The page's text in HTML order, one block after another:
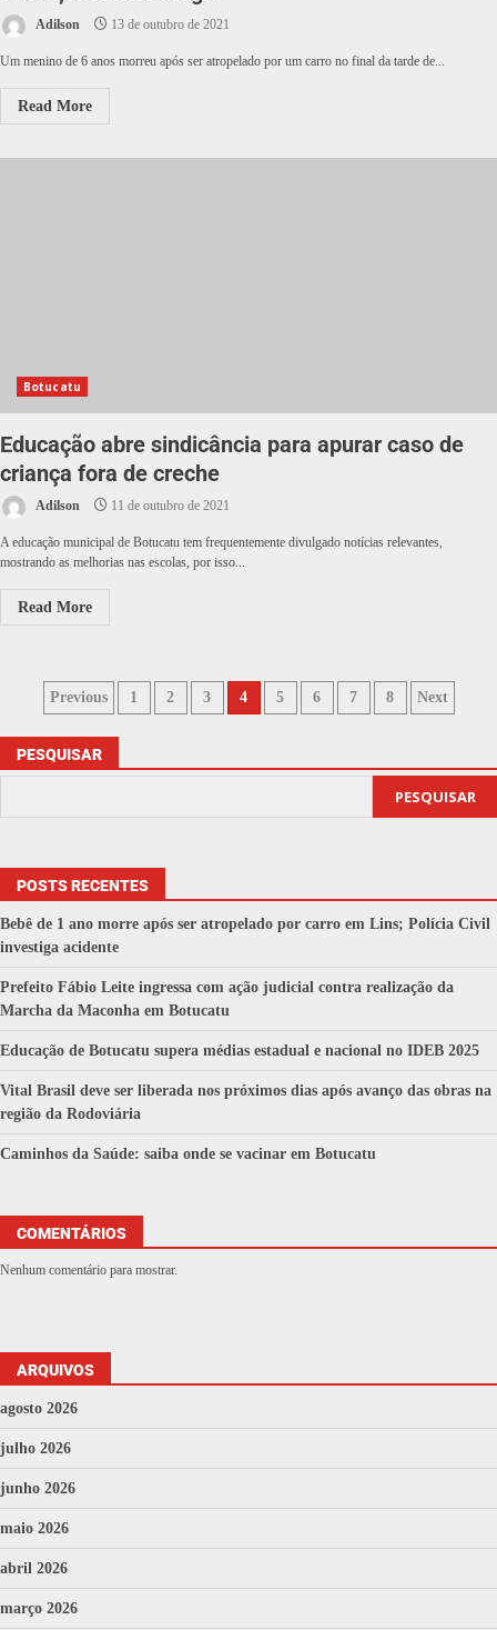
Adilson 13 de outubro de 2021
Um menino de 6 anos morreu após ser atropelado por um carro no final da tarde de...
Read More
Botucatu
Educação abre sindicância para apurar caso de
criança fora de creche
Adilson 11 de outubro de 2021
A educação municipal de Botucatu tem frequentemente divulgado notícias relevantes,
mostrando as melhorias nas escolas, por isso...
Read More
Previous 1 2 3 4 5 6 7 8 Next
PESQUISAR
PESQUISAR
POSTS RECENTES
Bebê de 1 ano morre após ser atropelado por carro em Lins; Polícia Civil
investiga acidente
Prefeito Fábio Leite ingressa com ação judicial contra realização da
Marcha da Maconha em Botucatu
Educação de Botucatu supera médias estadual e nacional no IDEB 2025
Vital Brasil deve ser liberada nos próximos dias após avanço das obras na
região da Rodoviária
Caminhos da Saúde: saiba onde se vacinar em Botucatu
COMENTÁRIOS
Nenhum comentário para mostrar.
ARQUIVOS
agosto 2026
julho 2026
junho 2026
maio 2026
abril 2026
março 2026